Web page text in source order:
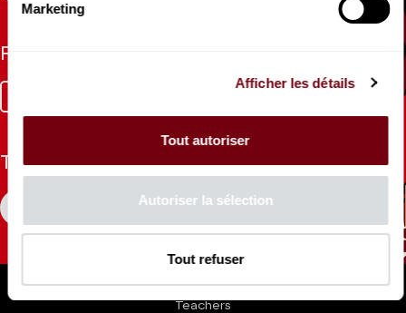
Marketing
Afficher les détails
Tout autoriser
Autoriser la sélection
Tout refuser
Follow us
Tok
The Mag
Teachers